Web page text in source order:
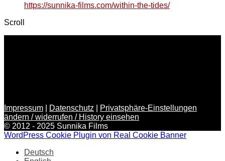
https://sunnika-films.com/within-the-tides/
Scroll
Impressum Datenschutz
Privatsphäre-Einstellungen
ändern / widerrufen / History einsehen
© 2012 - 2025 Sunnika Films
WordPress Cookie Plugin von Real Cookie Banner
Deutsch